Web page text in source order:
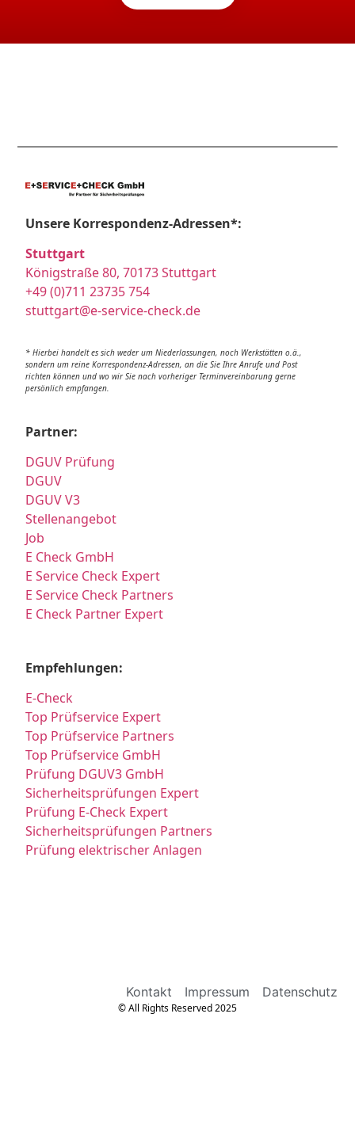
Unsere Korrespondenz-Adressen*:
Stuttgart
Königstraße 80, 70173 Stuttgart
+49 (0)711 23735 754
stuttgart@e-service-check.de
* Hierbei handelt es sich weder um Niederlassungen, noch Werkstätten o.ä.,
sondern um reine Korrespondenz-Adressen, an die Sie Ihre Anrufe und Post
richten können und wo wir Sie nach vorheriger Terminvereinbarung gerne
persönlich empfangen.
Partner:
DGUV Prüfung
DGUV
DGUV V3
Stellenangebot
Job
E Check GmbH
E Service Check Expert
E Service Check Partners
E Check Partner Expert
Empfehlungen:
E-Check
Top Prüfservice Expert
Top Prüfservice Partners
Top Prüfservice GmbH
Prüfung DGUV3 GmbH
Sicherheitsprüfungen Expert
Prüfung E-Check Expert
Sicherheitsprüfungen Partners
Prüfung elektrischer Anlagen
Kontakt Impressum Datenschutz
© All Rights Reserved 2025